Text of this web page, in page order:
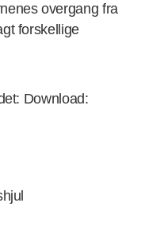
overgang fra
forskellige
Download: